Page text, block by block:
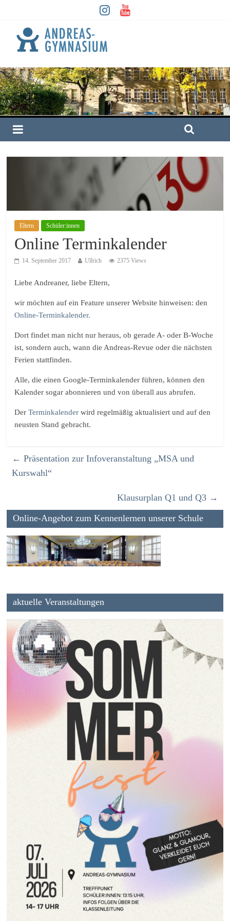
Eltern Schüler:innen
Online Terminkalender
14. September 2017 Ullrich 2375 Views
Liebe Andreaner, liebe Eltern,
wir möchten auf ein Feature unserer Website hinweisen: den
Online-Terminkalender.
Dort findet man nicht nur heraus, ob gerade A- oder B-Woche
ist, sondern auch, wann die Andreas-Revue oder die nächsten
Ferien stattfinden.
Alle, die einen Google-Terminkalender führen, können den
Kalender sogar abonnieren und von überall aus abrufen.
DerTerminkalenderwird regelmäßig aktualisiert und auf den
neusten Stand gebracht.
← Präsentation zur Infoveranstaltung „MSA und
Kurswahl“
Klausurplan Q1 und Q3 →
Online-Angebot zum Kennenlernen unserer Schule
aktuelle Veranstaltungen